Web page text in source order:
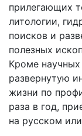
прилегающих
литологии,
поисков и
полезных
Кроме научных
развернутую
жизни по
раза в год,
на русском